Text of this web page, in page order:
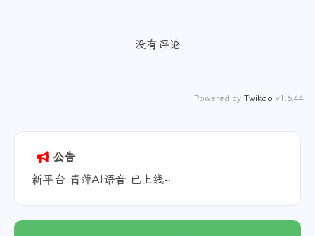
没有评论
Powered by Twikoo v1.6.44
公告
新平台 青萍AI语音 已上线~